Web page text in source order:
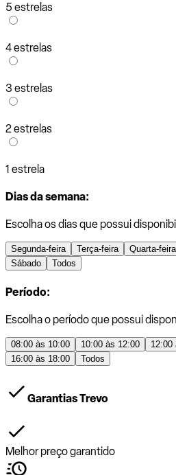
5 estrelas
4 estrelas
3 estrelas
2 estrelas
1 estrela
Dias da semana:
Escolha os dias que possui
Segunda-feira Terça-feira Quarta-feira
Sábado
Todos
Período:
Escolha o período que possui
08:00 às 10:00 10:00 às 12:00 12:00
16:00 às 18:00
Todos
Garantias Trevo
Melhor preço garantido